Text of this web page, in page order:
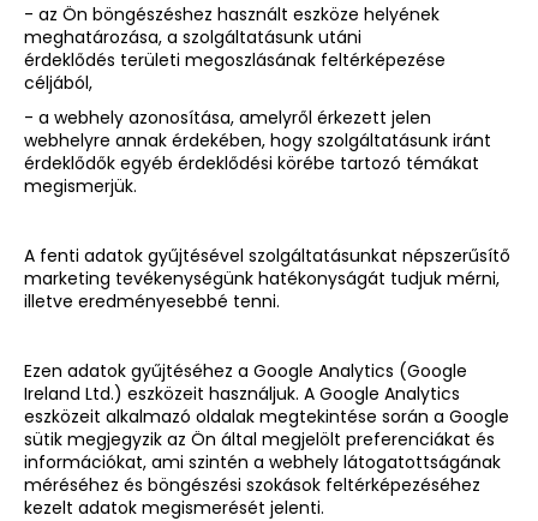
- az Ön böngészéshez használt eszköze helyének
meghatározása, a szolgáltatásunk utáni
érdeklődés területi megoszlásának feltérképezése
céljából,
- a webhely azonosítása, amelyről érkezett jelen
webhelyre annak érdekében, hogy szolgáltatásunk iránt
érdeklődők egyéb érdeklődési körébe tartozó témákat
megismerjük.
A fenti adatok gyűjtésével szolgáltatásunkat népszerűsítő
marketing tevékenységünk hatékonyságát tudjuk mérni,
illetve eredményesebbé tenni.
Ezen adatok gyűjtéséhez a Google Analytics (Google
Ireland Ltd.) eszközeit használjuk. A Google Analytics
eszközeit alkalmazó oldalak megtekintése során a Google
sütik megjegyzik az Ön által megjelölt preferenciákat és
információkat, ami szintén a webhely látogatottságának
méréséhez és böngészési szokások feltérképezéséhez
kezelt adatok megismerését jelenti.